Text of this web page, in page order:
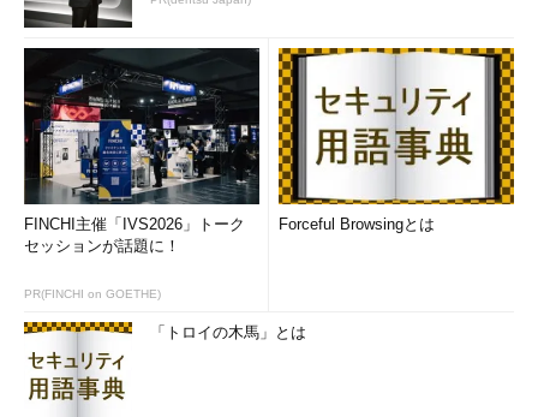
FINCHI主催「IVS2026」トーク
セッションが話題に！
PR(FINCHI on GOETHE)
Forceful Browsingとは
「トロイの木馬」とは